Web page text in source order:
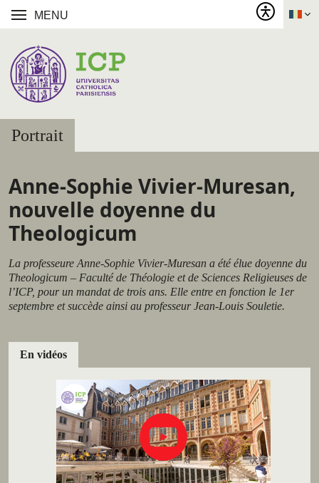
MENU
Portrait
Anne-Sophie Vivier-Muresan,
nouvelle doyenne du
Theologicum
La professeure Anne-Sophie Vivier-Muresan a été élue doyenne du
Theologicum – Faculté de Théologie et de Sciences Religieuses de
l’ICP, pour un mandat de trois ans. Elle entre en fonction le 1er
septembre et succède ainsi au professeur Jean-Louis Souletie.
En vidéos